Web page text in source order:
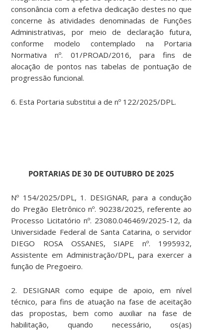
consonância com a efetiva dedicação destes no que
concerne às atividades denominadas de Funções
Administrativas, por meio de declaração futura,
conforme modelo contemplado na Portaria
Normativa nº. 01/PROAD/2016, para fins de
alocação de pontos nas tabelas de pontuação de
progressão funcional.
6. Esta Portaria substitui a de nº 122/2025/DPL.
PORTARIAS DE 30 DE OUTUBRO DE 2025
Nº 154/2025/DPL, 1. DESIGNAR, para a condução
do Pregão Eletrônico nº. 90238/2025, referente ao
Processo Licitatório nº. 23080.046469/2025-12, da
Universidade Federal de Santa Catarina, o servidor
DIEGO ROSA OSSANES, SIAPE nº. 1995932,
Assistente em Administração/DPL, para exercer a
função de Pregoeiro.
2. DESIGNAR como equipe de apoio, em nível
técnico, para fins de atuação na fase de aceitação
das propostas, bem como auxiliar na fase de
habilitação, quando necessário, os(as)